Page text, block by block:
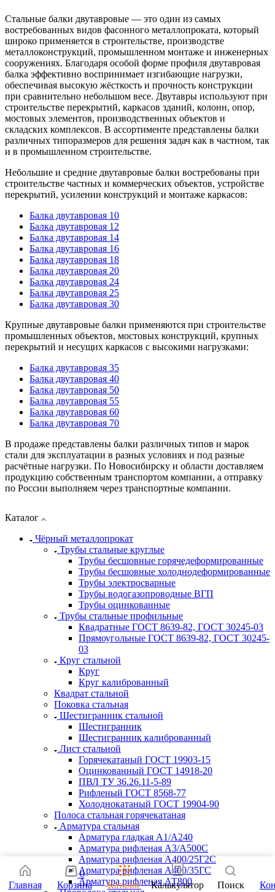
Стальные балки двутавровые — это один из самых
востребованных видов фасонного металлопроката, который
широко применяется в строительстве, производстве
металлоконструкций, промышленном монтаже и инженерных
сооружениях. Благодаря особой форме профиля двутавровая
балка эффективно воспринимает изгибающие нагрузки,
обеспечивая высокую жёсткость и прочность конструкции
при сравнительно небольшом весе. Двутавры используют при
строительстве перекрытий, каркасов зданий, колонн, опор,
мостовых элементов, производственных объектов и
складских комплексов. В ассортименте представлены балки
различных типоразмеров для решения задач как в частном, так
и в промышленном строительстве.
Небольшие и средние двутавровые балки востребованы при
строительстве частных и коммерческих объектов, устройстве
перекрытий, усилении конструкций и монтаже каркасов:
Балка двутавровая 10
Балка двутавровая 12
Балка двутавровая 14
Балка двутавровая 16
Балка двутавровая 18
Балка двутавровая 20
Балка двутавровая 24
Балка двутавровая 25
Балка двутавровая 30
Крупные двутавровые балки применяются при строительстве
промышленных объектов, мостовых конструкций, крупных
перекрытий и несущих каркасов с высокими нагрузками:
Балка двутавровая 35
Балка двутавровая 40
Балка двутавровая 50
Балка двутавровая 55
Балка двутавровая 60
Балка двутавровая 70
В продаже представлены балки различных типов и марок
стали для эксплуатации в разных условиях и под разные
расчётные нагрузки. По Новосибирску и области доставляем
продукцию собственным транспортом компании, а отправку
по России выполняем через транспортные компании.
Каталог
Чёрный металлопрокат
Трубы стальные круглые
Трубы бесшовные горячедеформированные
Трубы бесшовные холоднодеформированные
Трубы электросварные
Трубы водогазопроводные ВГП
Трубы оцинкованные
Трубы стальные профильные
Квадратные ГОСТ 8639-82, ГОСТ 30245-03
Прямоугольные ГОСТ 8639-82, ГОСТ 30245-
03
Круг стальной
Круг
Круг калиброванный
Квадрат стальной
Поковка стальная
Шестигранник стальной
Шестигранник
Шестигранник калиброванный
Лист стальной
Горячекатаный ГОСТ 19903-15
Оцинкованный ГОСТ 14918-20
ПВЛ ТУ 36.26.11-5-89
Рифленый ГОСТ 8568-77
Холоднокатаный ГОСТ 19904-90
Полоса стальная горячекатаная
Арматура стальная
Арматура гладкая А1/А240
Арматура рифленая А3/А500С
Арматура рифленая А400/25Г2С
Арматура рифленая А400/35ГС
Арматура рифленая АТ800
Главная
0
Корзина
Каталог Калькулятор Поиск